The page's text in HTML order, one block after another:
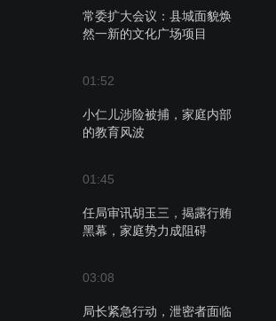
常委扩大会议：县城面貌焕
然一新的文化广场项目
01:52
小仁儿涉险被捕，家庭内部
的教育风波
01:45
任局审讯胡玉三，揭露行贿
黑幕，家庭势力成阻碍
03:08
局长紧急行动，泄密者面临